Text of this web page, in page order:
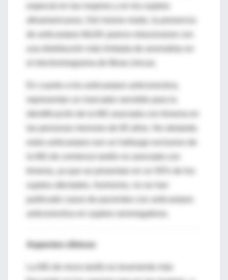
el electromiograma de fibras únicas.
estos anticuerpos son un hallazgo exclusivo de
anticonectina en sujetos seronegativos.
Aspectos clínicos